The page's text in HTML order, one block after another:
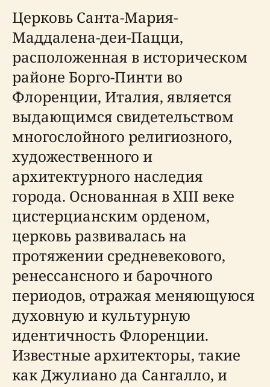
Церковь Санта-Мария-
Маддалена-деи-Пацци,
расположенная в историческом
районе Борго-Пинти во
Флоренции, Италия, является
выдающимся свидетельством
многослойного религиозного,
художественного и
архитектурного наследия
города. Основанная в XIII веке
цистерцианским орденом,
церковь развивалась на
протяжении средневекового,
ренессансного и барочного
периодов, отражая меняющуюся
духовную и культурную
идентичность Флоренции.
Известные архитекторы, такие
как Джулиано да Сангалло, и